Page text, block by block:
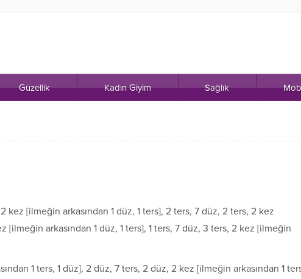
Güzellik Kadın Giyim Sağlık
kez [ilmeğin arkasından 1 düz, 1 ters], 2 ters, 7 düz, 2 ters, 2 kez
[ilmeğin arkasından 1 düz, 1 ters], 1 ters, 7 düz, 3 ters, 2 kez [ilmeğin
1 ters, 1 düz], 2 düz, 7 ters, 2 düz, 2 kez [ilmeğin arkasından 1